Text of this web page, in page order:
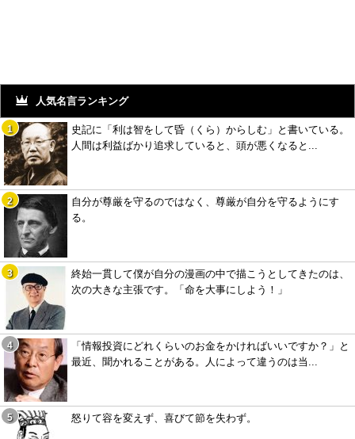
人気名言ランキング
史記に「利は智をして昏（くら）からしむ」と書いている。
人間は利益ばかり追求していると、頭が悪くなると...
自分が尊厳を守るのではなく、尊厳が自分を守るようにす
る。
終始一貫して僕が自分の漫画の中で描こうとしてきたのは、
次の大きな主張です。「命を大事にしよう！」
「情報投資にどれくらいのお金をかければいいですか？」と
最近、聞かれることがある。人によって違うのは当...
怒りて容を変えず、喜びて節を失わず。